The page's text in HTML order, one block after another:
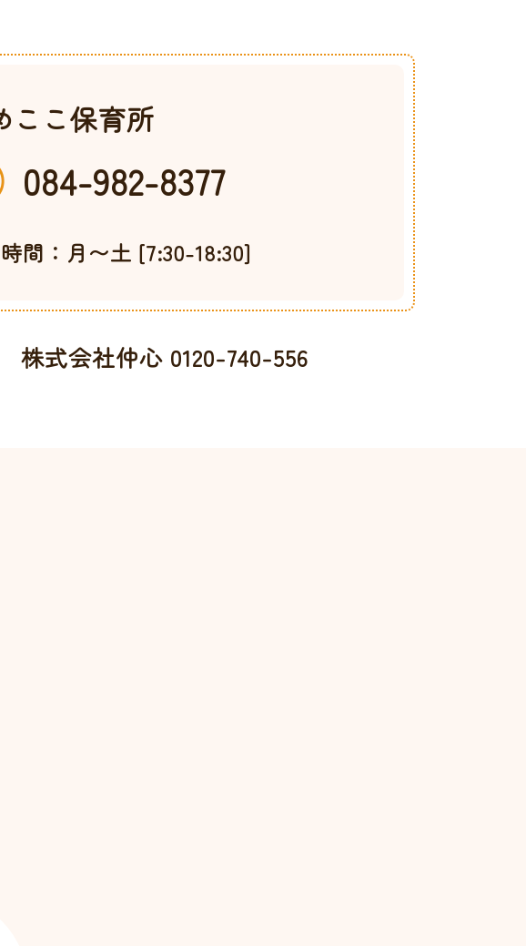
ここ保育所
084-982-8377
間：月〜土 [7:30-18:30]
株式会社仲心 0120-740-556